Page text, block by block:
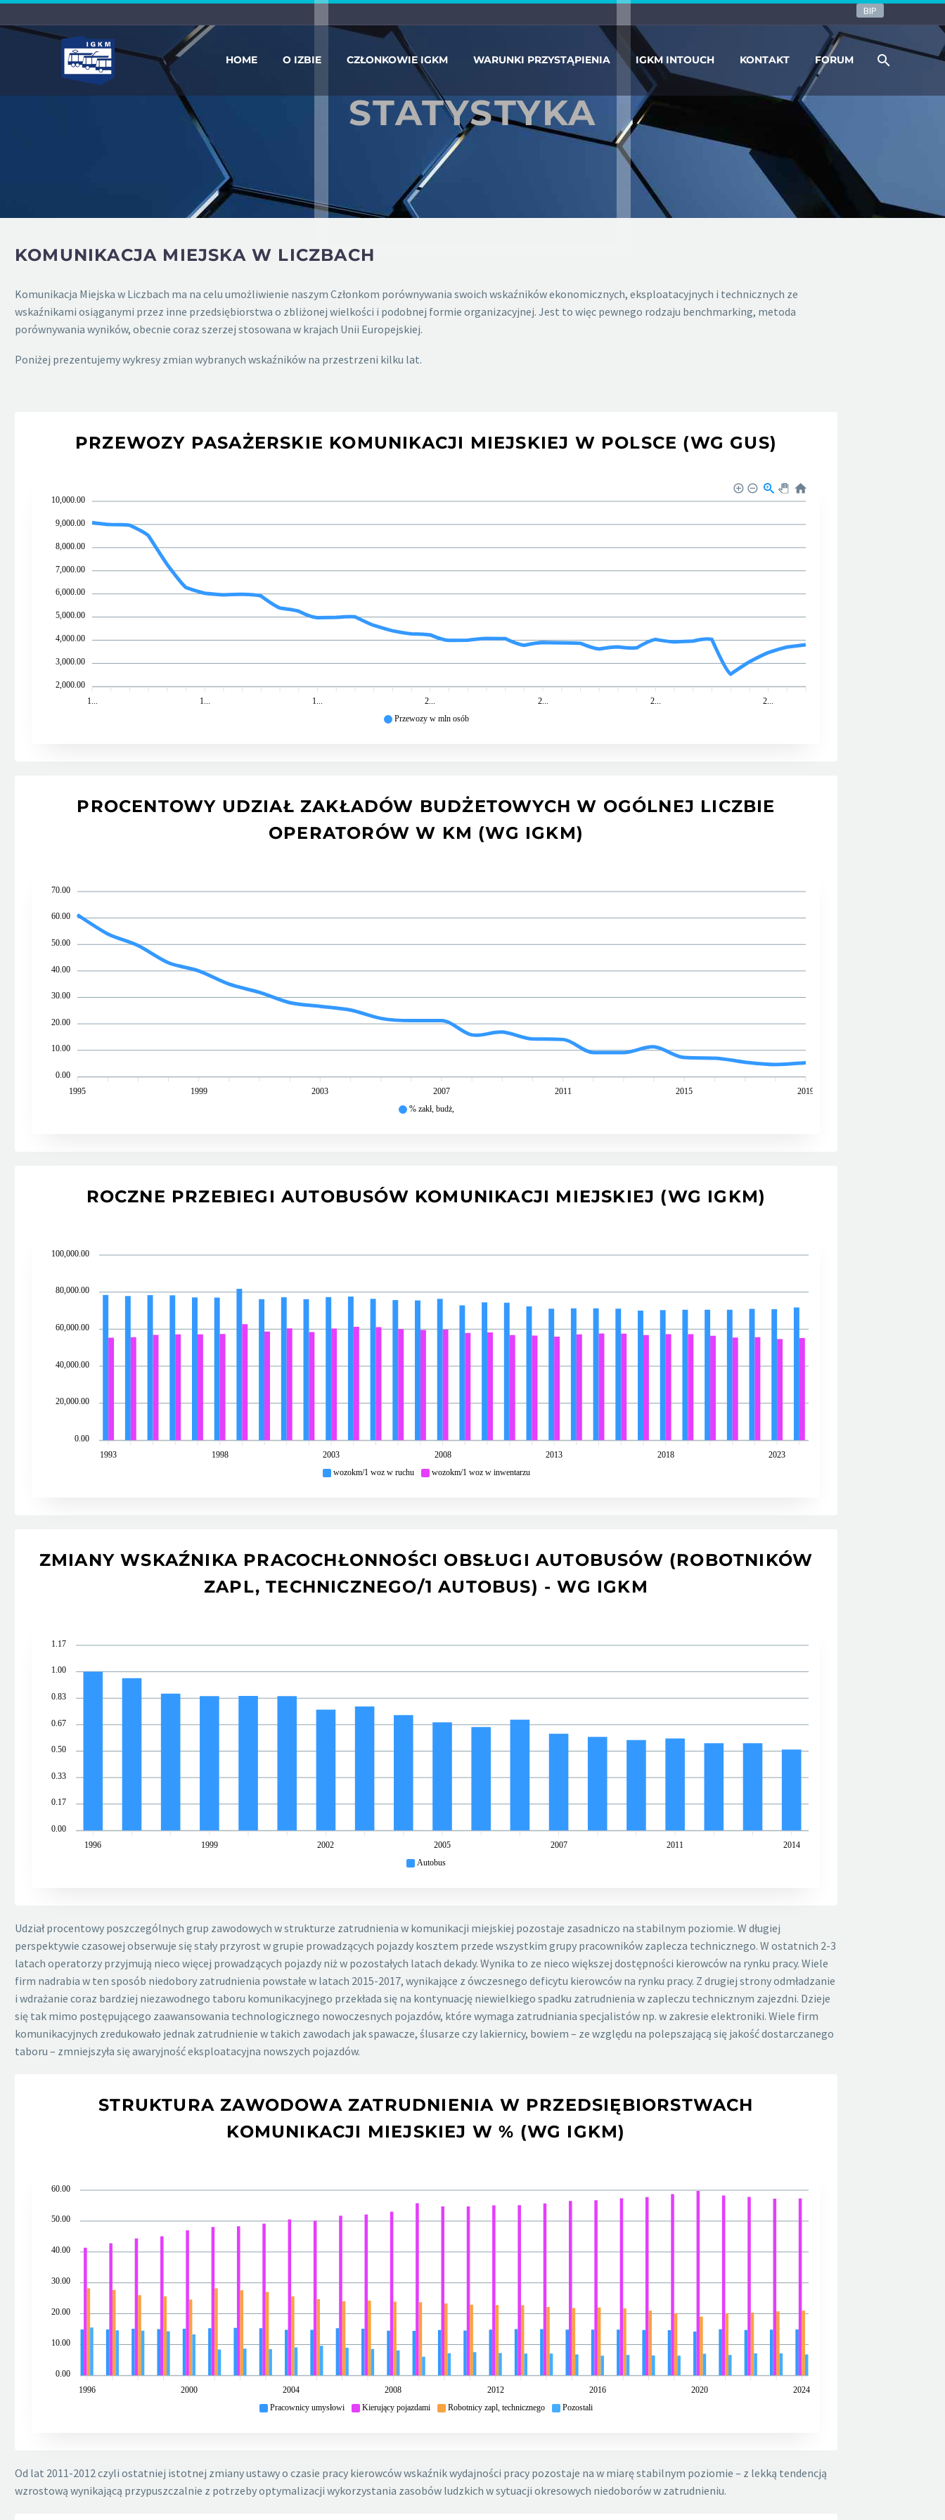
BIP
HOME O IZBIE CZŁONKOWIE IGKM WARUNKI PRZYSTĄPIENIA IGKM INTOUCH KONTAKT FORUM
STATYSTYKA
KOMUNIKACJA MIEJSKA W LICZBACH
Komunikacja Miejska w Liczbach ma na celu umożliwienie naszym Członkom porównywania swoich wskaźników ekonomicznych, eksploatacyjnych i technicznych ze
wskaźnikami osiąganymi przez inne przedsiębiorstwa o zbliżonej wielkości i podobnej formie organizacyjnej. Jest to więc pewnego rodzaju benchmarking, metoda
porównywania wyników, obecnie coraz szerzej stosowana w krajach Unii Europejskiej.
Poniżej prezentujemy wykresy zmian wybranych wskaźników na przestrzeni kilku lat.
PRZEWOZY PASAŻERSKIE KOMUNIKACJI MIEJSKIEJ W POLSCE (WG GUS)
Przewozy w mln osób
10,000.00
9,000.00
8,000.00
7,000.00
6,000.00
5,000.00
4,000.00
3,000.00
2,000.00
1...
1... 1... 2... 2... 2... 2...
PROCENTOWY UDZIAŁ ZAKŁADÓW BUDŻETOWYCH W OGÓLNEJ LICZBIE
OPERATORÓW W KM (WG IGKM)
% zakł, budż,
70.00
60.00
50.00
40.00
30.00
20.00
10.00
0.00
1995
1999 2003 2007 2011 2015 2019
ROCZNE PRZEBIEGI AUTOBUSÓW KOMUNIKACJI MIEJSKIEJ (WG IGKM)
wozokm/1 woz w ruchu wozokm/1 woz w inwentarzu
100,000.00
80,000.00
60,000.00
40,000.00
20,000.00
0.00
1993
1998 2003 2008 2013 2018 2023
ZMIANY WSKAŹNIKA PRACOCHŁONNOŚCI OBSŁUGI AUTOBUSÓW (ROBOTNIKÓW
ZAPL, TECHNICZNEGO/1 AUTOBUS) - WG IGKM
Autobus
1.17
1.00
0.83
0.67
0.50
0.33
0.17
0.00
1996
1999 2002 2005 2007 2011 2014
Udział procentowy poszczególnych grup zawodowych w strukturze zatrudnienia w komunikacji miejskiej pozostaje zasadniczo na stabilnym poziomie. W długiej
perspektywie czasowej obserwuje się stały przyrost w grupie prowadzących pojazdy kosztem przede wszystkim grupy pracowników zaplecza technicznego. W ostatnich 2-3
latach operatorzy przyjmują nieco więcej prowadzących pojazdy niż w pozostałych latach dekady. Wynika to ze nieco większej dostępności kierowców na rynku pracy. Wiele
firm nadrabia w ten sposób niedobory zatrudnienia powstałe w latach 2015-2017, wynikające z ówczesnego deficytu kierowców na rynku pracy. Z drugiej strony odmładzanie
i wdrażanie coraz bardziej niezawodnego taboru komunikacyjnego przekłada się na kontynuację niewielkiego spadku zatrudnienia w zapleczu technicznym zajezdni. Dzieje
się tak mimo postępującego zaawansowania technologicznego nowoczesnych pojazdów, które wymaga zatrudniania specjalistów np. w zakresie elektroniki. Wiele firm
komunikacyjnych zredukowało jednak zatrudnienie w takich zawodach jak spawacze, ślusarze czy lakiernicy, bowiem – ze względu na polepszającą się jakość dostarczanego
taboru – zmniejszyła się awaryjność eksploatacyjna nowszych pojazdów.
STRUKTURA ZAWODOWA ZATRUDNIENIA W PRZEDSIĘBIORSTWACH
KOMUNIKACJI MIEJSKIEJ W % (WG IGKM)
Pracownicy umysłowi Kierujący pojazdami Robotnicy zapl, technicznego Pozostali
60.00
50.00
40.00
30.00
20.00
10.00
0.00
1996
2000 2004 2008 2012 2016 2020 2024
Od lat 2011-2012 czyli ostatniej istotnej zmiany ustawy o czasie pracy kierowców wskaźnik wydajności pracy pozostaje na w miarę stabilnym poziomie – z lekką tendencją
wzrostową wynikającą przypuszczalnie z potrzeby optymalizacji wykorzystania zasobów ludzkich w sytuacji okresowych niedoborów w zatrudnieniu.